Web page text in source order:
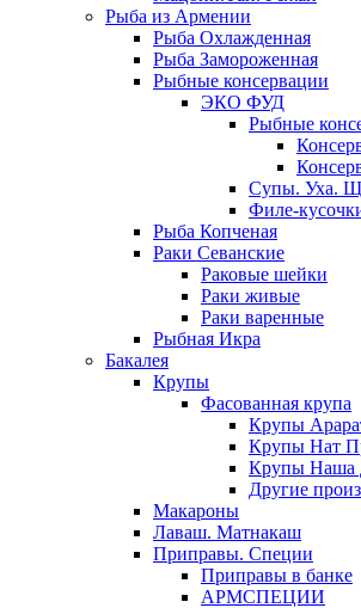
Рыба из Армении
Рыба Охлажденная
Рыба Замороженная
Рыбные консервации
ЭКО ФУД
Рыбные
Супы. Уха.
Филе-
Рыба Копченая
Раки Севанские
Раковые шейки
Раки живые
Раки варенные
Рыбная Икра
Бакалея
Крупы
Фасованная крупа
Крупы
Крупы Нат
Крупы Наша
Другие
Макароны
Лаваш. Матнакаш
Приправы. Специи
Приправы в банке
АРМСПЕЦИИ